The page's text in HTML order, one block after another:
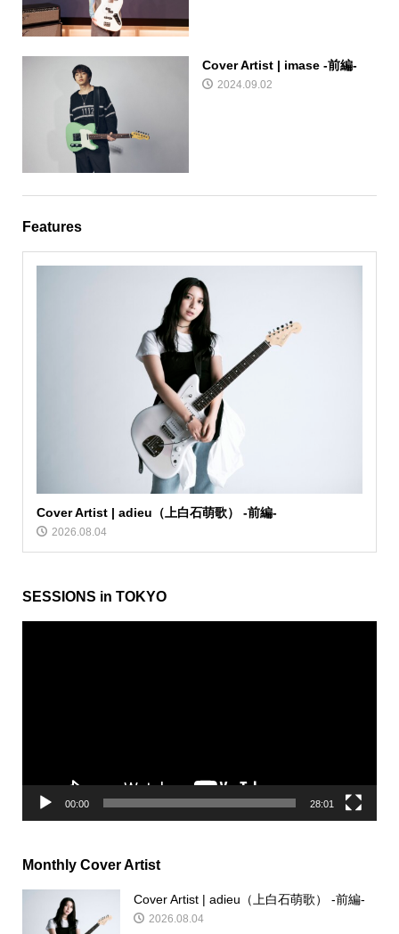
Cover Artist | imase -前編-
2024.09.02
Features
Cover Artist | adieu（上白石萌歌） -前編-
2026.08.04
SESSIONS in TOKYO
00:00 28:01
Monthly Cover Artist
Cover Artist | adieu（上白石萌歌） -前編-
2026.08.04